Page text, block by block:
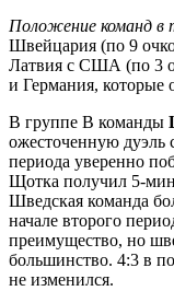
Положение команд в
Швейцария (по 9
Латвия с США (по 3
и Германия, которые
В группе В команды
ожесточенную дуэль
периода уверенно
Щотка получил 5-
Шведская команда
начале второго
преимущество, но
большинство. 4:3 в
не изменился.